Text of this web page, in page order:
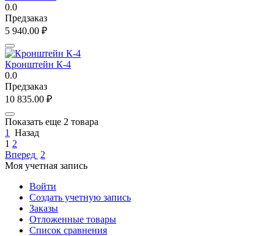
0.0
Предзаказ
5 940.00 ₽
Кронштейн К-4
0.0
Предзаказ
10 835.00 ₽
Показать еще 2 товара
1
Назад
1 2
Вперед 2
Моя учетная запись
Войти
Создать учетную запись
Заказы
Отложенные товары
Список сравнения